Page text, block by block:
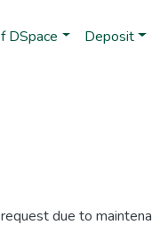
DSpace Deposit
due to